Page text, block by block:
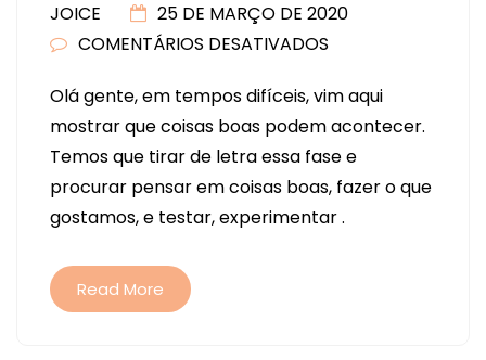
JOICE
25 DE MARÇO DE 2020
COMENTÁRIOS DESATIVADOS
ARTESANAL
COM
LAMINAÇÃO
BOPP
SERÁ
Olá gente, em tempos difíceis, vim aqui
mostrar que coisas boas podem acontecer.
Temos que tirar de letra essa fase e
procurar pensar em coisas boas, fazer o que
gostamos, e testar, experimentar .
Read More